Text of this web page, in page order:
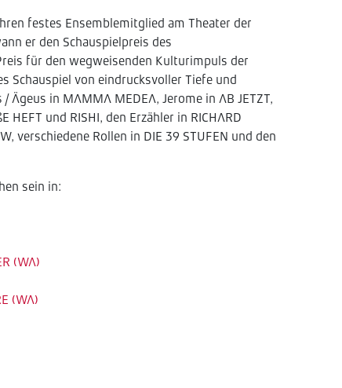
festes Ensemblemitglied am Theater der
er den Schauspielpreis des
für den wegweisenden Kulturimpuls der
Schauspiel von eindrucksvoller Tiefe und
Ägeus in MAMMA MEDEA, Jerome in AB JETZT,
HEFT und RISHI, den Erzähler in RICHARD
verschiedene Rollen in DIE 39 STUFEN und den
sein in:
(WA)
(WA)